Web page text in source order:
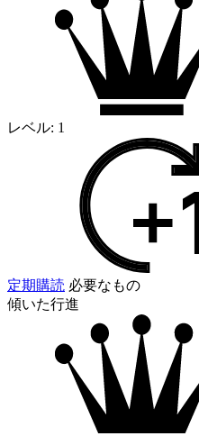
レベル: 1
定期購読 必要なもの
傾いた行進